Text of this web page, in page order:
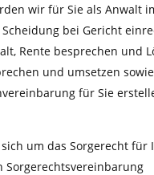
wir für Sie als Anwalt
bei Gericht
Rente besprechen und
und umsetzen
für Sie
um das Sorgerecht für